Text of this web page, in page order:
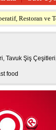
Restoran ve
Tavuk Şiş
food